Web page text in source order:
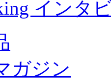
インタ
ガジン